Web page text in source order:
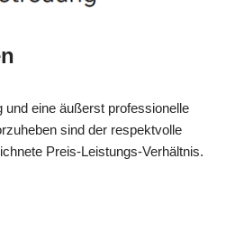
und eine äußerst professionelle
sind der respektvolle
Preis-Leistungs-Verhältnis.